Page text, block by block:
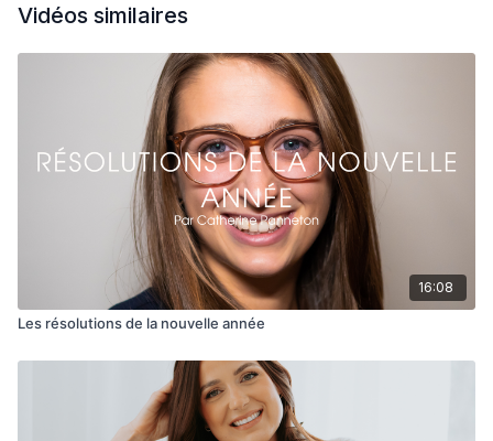
créer?
N'hésite pas à me partager comment tu te sens face à la
nouvelle année. J'adore te lire!
Suis moi ici, sur l'app pour ne pas manquer aucune capsule!
Suis mes aventures sur instagram: @vickie_leuenberger
Pour une collaboration, un atelier ou du coaching privé
vickieleuenberger@gmail.com
Vidéos similaires
16:08
Les résolutions de la nouvelle année